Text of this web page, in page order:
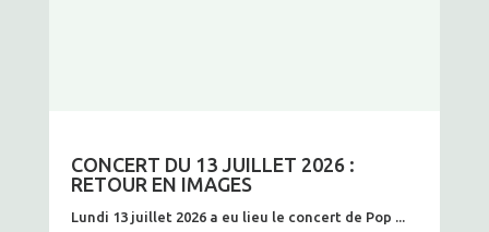
CONCERT DU 13 JUILLET 2026 :
RETOUR EN IMAGES
Lundi 13 juillet 2026 a eu lieu le concert de Pop ...